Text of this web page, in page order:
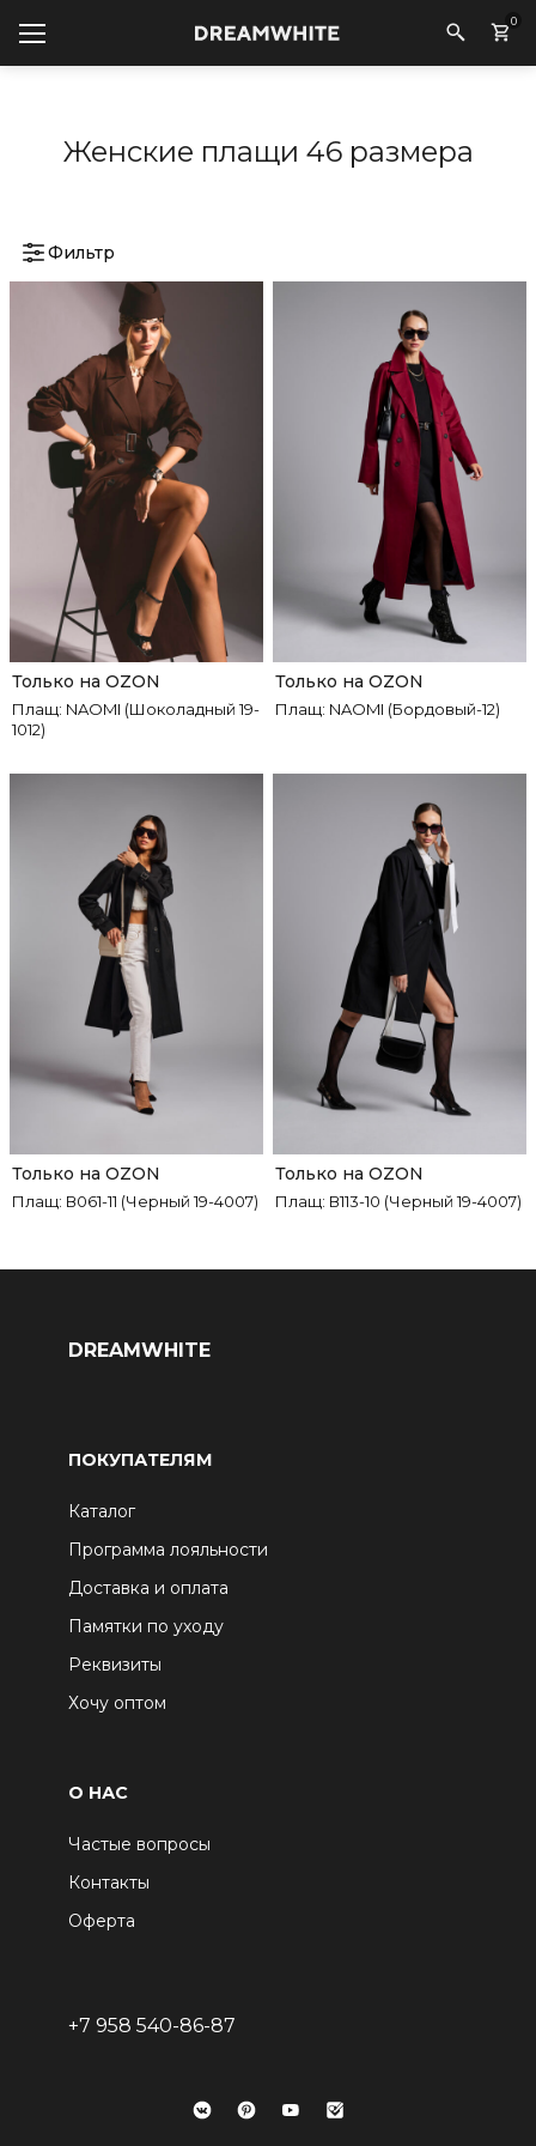
0
Женские плащи 46 размера
Фильтр
Плащ: NAOMI (Шоколадный 19-
1012)
Только на OZON
Плащ: NAOMI (Бордовый-12)
Только на OZON
Плащ: В061-11 (Черный 19-4007)
Только на OZON
Плащ: В113-10 (Черный 19-4007)
Только на OZON
DREAMWHITE
ПОКУПАТЕЛЯМ
Каталог
Программа лояльности
Доставка и оплата
Памятки по уходу
Реквизиты
Хочу оптом
О НАС
Частые вопросы
Контакты
Оферта
+7 958 540-86-87